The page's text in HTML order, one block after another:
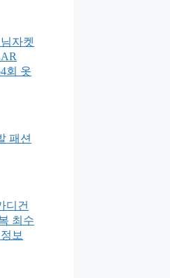
자켓
회 옷
패션
디건
최수
보